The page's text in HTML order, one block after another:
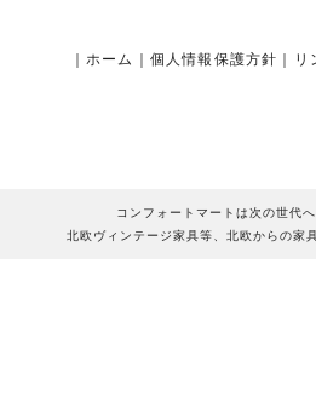
ホーム 個人情報保護方針 リ
コンフォートマートは次の世代
北欧ヴィンテージ家具等、北欧からの家